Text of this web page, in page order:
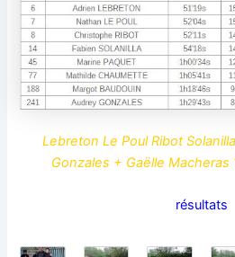
Lebreton Le Poul Ribot
Gonzales + Gaëlle Macheras
résultats